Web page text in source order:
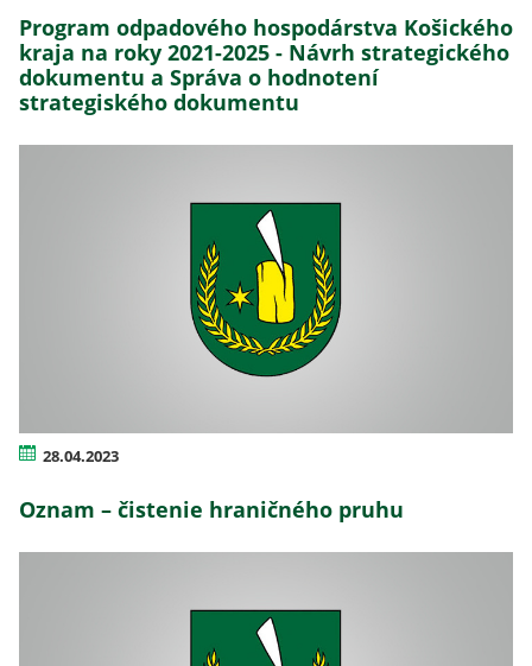
Program odpadového hospodárstva Košického
kraja na roky 2021-2025 - Návrh strategického
dokumentu a Správa o hodnotení
strategiského dokumentu
28.04.2023
Oznam – čistenie hraničného pruhu